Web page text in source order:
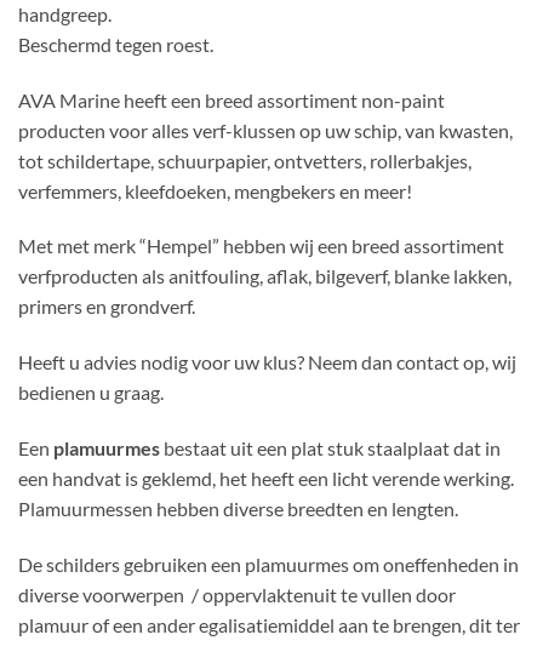
handgreep.
Beschermd tegen roest.
AVA Marine heeft een breed assortiment non-paint
producten voor alles verf-klussen op uw schip, van kwasten,
tot schildertape, schuurpapier, ontvetters, rollerbakjes,
verfemmers, kleefdoeken, mengbekers en meer!
Met met merk “Hempel” hebben wij een breed assortiment
verfproducten als anitfouling, aflak, bilgeverf, blanke lakken,
primers en grondverf.
Heeft u advies nodig voor uw klus? Neem dan contact op, wij
bedienen u graag.
Een plamuurmes bestaat uit een plat stuk staalplaat dat in
een handvat is geklemd, het heeft een licht verende werking.
Plamuurmessen hebben diverse breedten en lengten.
De schilders gebruiken een plamuurmes om oneffenheden in
diverse voorwerpen / oppervlaktenuit te vullen door
plamuur of een ander egalisatiemiddel aan te brengen, dit ter